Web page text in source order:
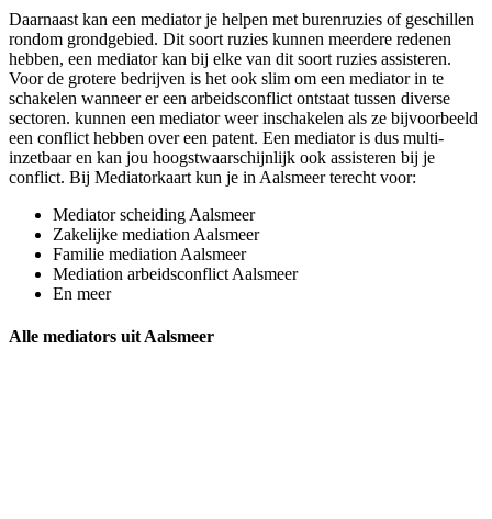
Daarnaast kan een mediator je helpen met burenruzies of geschillen
rondom grondgebied. Dit soort ruzies kunnen meerdere redenen
hebben, een mediator kan bij elke van dit soort ruzies assisteren.
Voor de grotere bedrijven is het ook slim om een mediator in te
schakelen wanneer er een arbeidsconflict ontstaat tussen diverse
sectoren. kunnen een mediator weer inschakelen als ze bijvoorbeeld
een conflict hebben over een patent. Een mediator is dus multi-
inzetbaar en kan jou hoogstwaarschijnlijk ook assisteren bij je
conflict. Bij Mediatorkaart kun je in Aalsmeer terecht voor:
Mediator scheiding Aalsmeer
Zakelijke mediation Aalsmeer
Familie mediation Aalsmeer
Mediation arbeidsconflict Aalsmeer
En meer
Alle mediators uit Aalsmeer